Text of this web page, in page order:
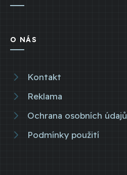
O NÁS
Kontakt
Reklama
Ochrana osobních údajů
Podmínky použití